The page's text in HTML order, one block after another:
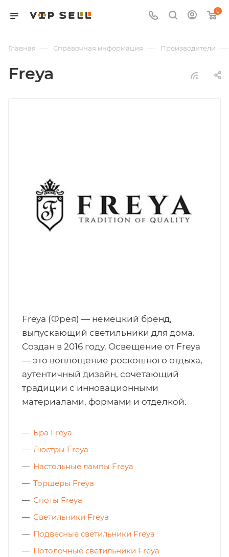
0
Главная — Справочная информация — Производители —
Freya
Freya (Фрея) — немецкий бренд,
выпускающий светильники для дома.
Cоздан в 2016 году. Освещение от Freya
— это воплощение роскошного отдыха,
аутентичный дизайн, сочетающий
традиции с инновационными
материалами, формами и отделкой.
Бра Freya
Люстры Freya
Настольные лампы Freya
Торшеры Freya
Споты Freya
Светильники Freya
Подвесные светильники Freya
Потолочные светильники Freya